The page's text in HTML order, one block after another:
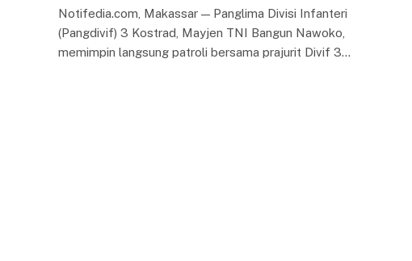
Notifedia.com, Makassar — Panglima Divisi Infanteri
(Pangdivif) 3 Kostrad, Mayjen TNI Bangun Nawoko,
memimpin langsung patroli bersama prajurit Divif 3…